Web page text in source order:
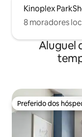
Kinoplex
8 moradores
Aluguel
Preferido dos
Preferido dos